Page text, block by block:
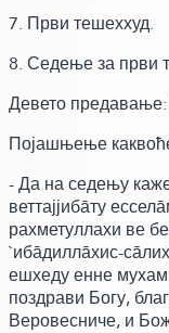
7. Први тешеххуд.
8. Седење за први
Девето
Појашњење
-Да на седењу
веттајјибāту
рахметуллахи ве
`ибāдиллāхис-
ешхеду енне
поздрави Богу,
Веровесниче, и